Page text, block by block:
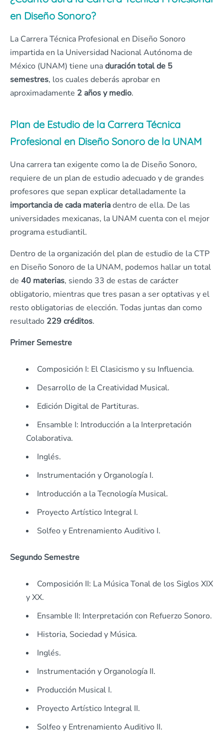
en Diseño Sonoro?
La Carrera Técnica Profesional en Diseño Sonoro
impartida en la Universidad Nacional Autónoma de
México (UNAM) tiene unaduración total de 5
semestres, los cuales deberás aprobar en
aproximadamente 2 años y medio.
Plan de Estudio de la Carrera Técnica
Profesional en Diseño Sonoro de la UNAM
Una carrera tan exigente como la de Diseño Sonoro,
requiere de un plan de estudio adecuado y de grandes
profesores que sepan explicar detalladamente la
importancia de cada materiadentro de ella. De las
universidades mexicanas, la UNAM cuenta con el mejor
programa estudiantil.
Dentro de la organización del plan de estudio de la CTP
en Diseño Sonoro de la UNAM, podemos hallar un total
de 40 materias, siendo 33 de estas de carácter
obligatorio, mientras que tres pasan a ser optativas y el
resto obligatorias de elección. Todas juntas dan como
resultado 229 créditos.
Primer Semestre
Composición I: El Clasicismo y su Influencia.
Desarrollo de la Creatividad Musical.
Edición Digital de Partituras.
Ensamble I: Introducción a la Interpretación
Colaborativa.
Inglés.
Instrumentación y Organología I.
Introducción a la Tecnología Musical.
Proyecto Artístico Integral I.
Solfeo y Entrenamiento Auditivo I.
Segundo Semestre
Composición II: La Música Tonal de los Siglos XIX
y XX.
Ensamble II: Interpretación con Refuerzo Sonoro.
Historia, Sociedad y Música.
Inglés.
Instrumentación y Organología II.
Producción Musical I.
Proyecto Artístico Integral II.
Solfeo y Entrenamiento Auditivo II.